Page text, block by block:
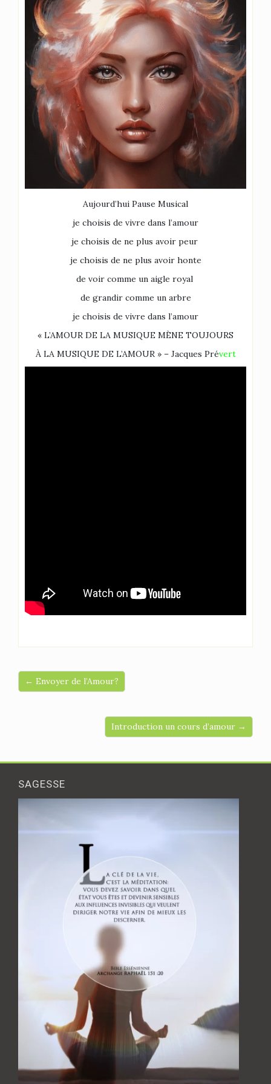
Aujourd’hui Pause Musical
je choisis de vivre dans l’amour
je choisis de ne plus avoir peur
je choisis de ne plus avoir honte
de voir comme un aigle royal
de grandir comme un arbre
je choisis de vivre dans l’amour
« L’AMOUR DE LA MUSIQUE MÈNE TOUJOURS
À LA MUSIQUE DE L’AMOUR » – Jacques Prévert
← Envoyer de l’Amour?
Introduction un cours d’amour →
SAGESSE